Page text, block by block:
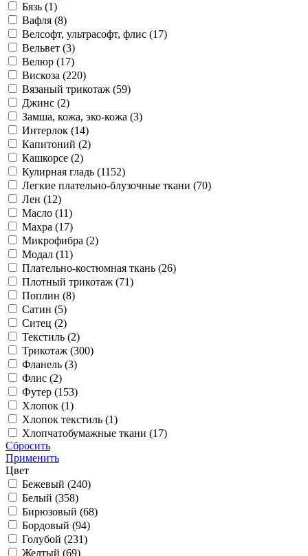
Бязь (1)
Вафля (8)
Велсофт, ультрасофт, флис (17)
Вельвет (3)
Велюр (17)
Вискоза (220)
Вязаный трикотаж (59)
Джинс (2)
Замша, кожа, эко-кожа (3)
Интерлок (14)
Капитоний (2)
Кашкорсе (2)
Кулирная гладь (1152)
Легкие плательно-блузочные ткани (70)
Лен (12)
Масло (11)
Махра (17)
Микрофибра (2)
Модал (11)
Плательно-костюмная ткань (26)
Плотный трикотаж (71)
Поплин (8)
Сатин (5)
Ситец (2)
Текстиль (2)
Трикотаж (300)
Фланель (3)
Флис (2)
Футер (153)
Хлопок (1)
Хлопок текстиль (1)
Хлопчатобумажные ткани (17)
Сбросить
Применить
Цвет
Бежевый (240)
Белый (358)
Бирюзовый (68)
Бордовый (94)
Голубой (231)
Желтый (69)